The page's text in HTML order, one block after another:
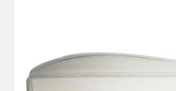
Оптика и светотехника